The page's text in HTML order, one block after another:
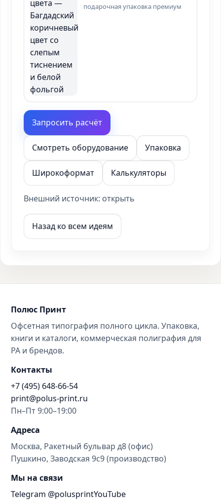
подарочная упаковка премиум
Запросить расчёт
Смотреть оборудование Упаковка
Широкоформат Калькуляторы
Внешний источник: открыть
Назад ко всем идеям
Полюс Принт
Офсетная типография полного цикла. Упаковка,
книги и каталоги, коммерческая полиграфия для
РА и брендов.
Контакты
+7 (495) 648-66-54
print@polus-print.ru
Пн–Пт 9:00–19:00
Адреса
Москва, Ракетный бульвар д8 (офис)
Пушкино, Заводская 9с9 (производство)
Мы на связи
Telegram @polusprintYouTube